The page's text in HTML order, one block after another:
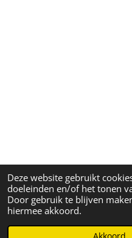
Deze website gebruikt
doeleinden en/of het tonen
Door gebruik te blijven
hiermee akkoord.